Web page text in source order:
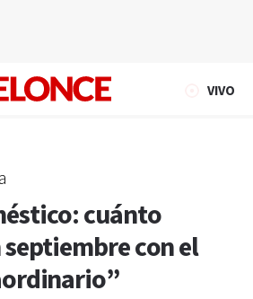
VIVO
cuánto
con el